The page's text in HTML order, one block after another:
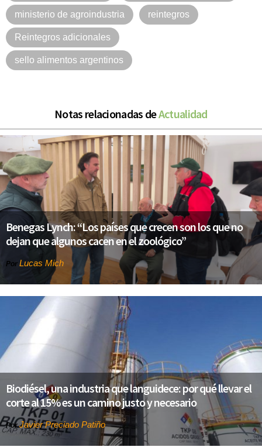
ministerio de agroindustria reintegros
Reintegros adicionales
sello alimentos argentinos
Notas relacionadas deActualidad
Benegas Lynch: “Los países que crecen son los que no
dejan que algunos cacen en el zoológico”
Por Lucas Mich
Biodiésel, una industria que languidece: por qué llevar el
corte al 15% es un camino justo y necesario
PorJavier Preciado Patiño